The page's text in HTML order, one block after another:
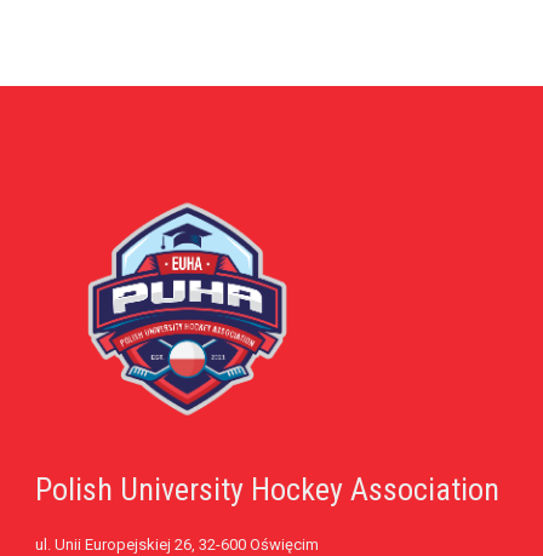
Polish University Hockey Association
ul. Unii Europejskiej 26, 32-600 Oświęcim